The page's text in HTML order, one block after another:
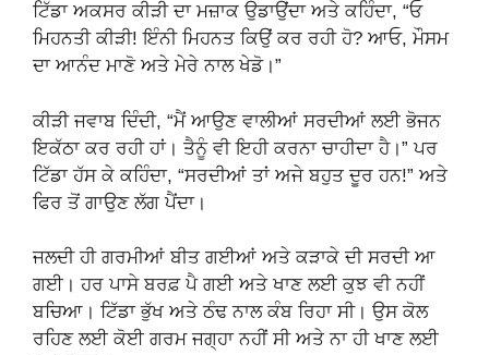
ਟਿੱਡਾ ਅਕਸਰ ਕੀੜੀ ਦਾ ਮਜ਼ਾਕ ਉਡਾਉਂਦਾ ਅਤੇ ਕਹਿੰਦਾ, “ਓ
ਮਿਹਨਤੀ ਕੀੜੀ! ਇੰਨੀ ਮਿਹਨਤ ਕਿਉਂ ਕਰ ਰਹੀ ਹੋ? ਆਓ, ਮੌਸਮ
ਦਾ ਆਨੰਦ ਮਾਣੋ ਅਤੇ ਮੇਰੇ ਨਾਲ ਖੇਡੋ।”
ਕੀੜੀ ਜਵਾਬ ਦਿੰਦੀ, “ਮੈਂ ਆਉਣ ਵਾਲੀਆਂ ਸਰਦੀਆਂ ਲਈ ਭੋਜਨ
ਇਕੱਠਾ ਕਰ ਰਹੀ ਹਾਂ। ਤੈਨੂੰ ਵੀ ਇਹੀ ਕਰਨਾ ਚਾਹੀਦਾ ਹੈ।” ਪਰ
ਟਿੱਡਾ ਹੱਸ ਕੇ ਕਹਿੰਦਾ, “ਸਰਦੀਆਂ ਤਾਂ ਅਜੇ ਬਹੁਤ ਦੂਰ ਹਨ!” ਅਤੇ
ਫਿਰ ਤੋਂ ਗਾਉਣ ਲੱਗ ਪੈਂਦਾ।
ਜਲਦੀ ਹੀ ਗਰਮੀਆਂ ਬੀਤ ਗਈਆਂ ਅਤੇ ਕੜਾਕੇ ਦੀ ਸਰਦੀ ਆ
ਗਈ। ਹਰ ਪਾਸੇ ਬਰਫ਼ ਪੈ ਗਈ ਅਤੇ ਖਾਣ ਲਈ ਕੁਝ ਵੀ ਨਹੀਂ
ਬਚਿਆ। ਟਿੱਡਾ ਭੁੱਖ ਅਤੇ ਠੰਢ ਨਾਲ ਕੰਬ ਰਿਹਾ ਸੀ। ਉਸ ਕੋਲ
ਰਹਿਣ ਲਈ ਕੋਈ ਗਰਮ ਜਗ੍ਹਾ ਨਹੀਂ ਸੀ ਅਤੇ ਨਾ ਹੀ ਖਾਣ ਲਈ